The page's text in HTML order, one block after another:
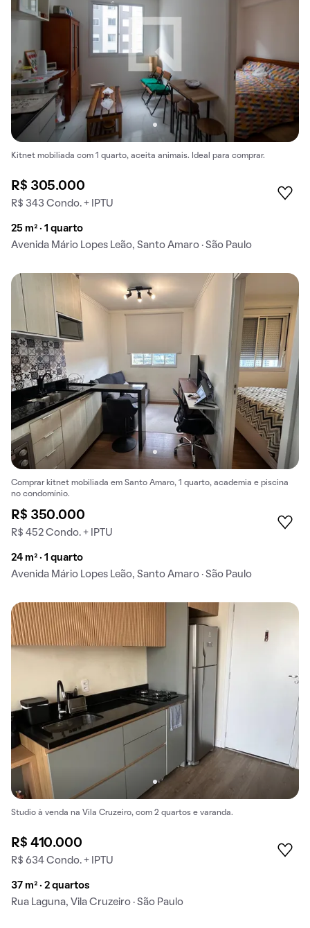
Kitnet mobiliada com 1 quarto, aceita animais. Ideal para comprar.
R$ 305.000
R$ 343 Condo. + IPTU
25 m² · 1 quarto
Avenida Mário Lopes Leão, Santo Amaro · São Paulo
Comprar kitnet mobiliada em Santo Amaro, 1 quarto, academia e piscina
no condomínio.
R$ 350.000
R$ 452 Condo. + IPTU
24 m² · 1 quarto
Avenida Mário Lopes Leão, Santo Amaro · São Paulo
Studio à venda na Vila Cruzeiro, com 2 quartos e varanda.
R$ 410.000
R$ 634 Condo. + IPTU
37 m² · 2 quartos
Rua Laguna, Vila Cruzeiro · São Paulo